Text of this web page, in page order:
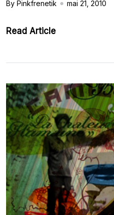
By Pinkfrenetik mai 21, 2010
Read Article